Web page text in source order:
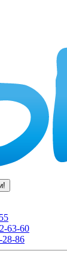
63-60
28-86